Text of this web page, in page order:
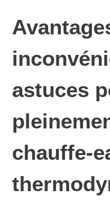
astuces
chauffe-